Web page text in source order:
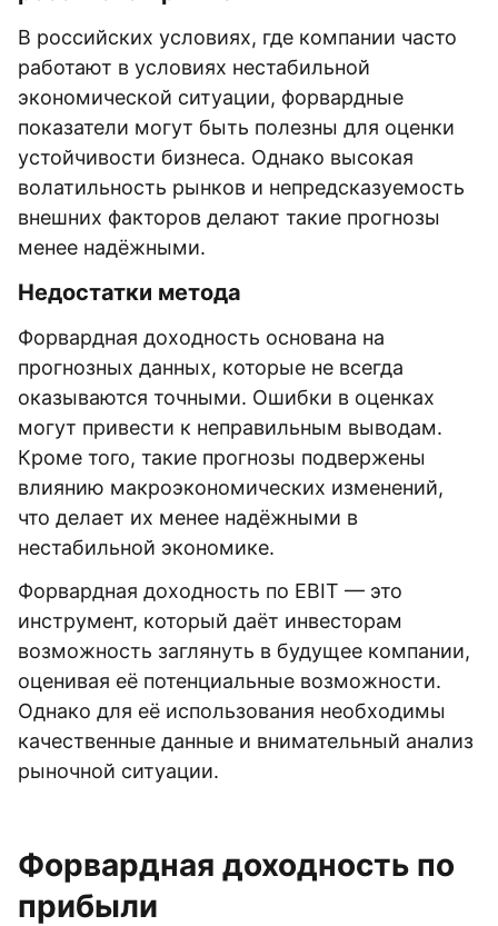
В российских условиях, где компании часто
работают в условиях нестабильной
экономической ситуации, форвардные
показатели могут быть полезны для оценки
устойчивости бизнеса. Однако высокая
волатильность рынков и непредсказуемость
внешних факторов делают такие прогнозы
менее надёжными.
Недостатки метода
Форвардная доходность основана на
прогнозных данных, которые не всегда
оказываются точными. Ошибки в оценках
могут привести к неправильным выводам.
Кроме того, такие прогнозы подвержены
влиянию макроэкономических изменений,
что делает их менее надёжными в
нестабильной экономике.
Форвардная доходность по EBIT — это
инструмент, который даёт инвесторам
возможность заглянуть в будущее компании,
оценивая её потенциальные возможности.
Однако для её использования необходимы
качественные данные и внимательный анализ
рыночной ситуации.
Форвардная доходность по
прибыли